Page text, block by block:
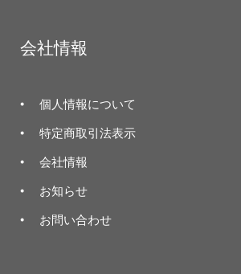
会社情報
個人情報について
特定商取引法表示
会社情報
お知らせ
お問い合わせ